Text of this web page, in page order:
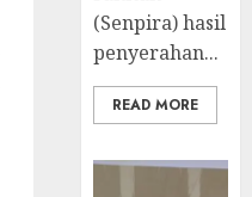
(Senpira) hasil
penyerahan...
READ MORE